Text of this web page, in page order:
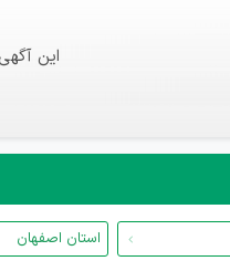
این
استان اصفهان